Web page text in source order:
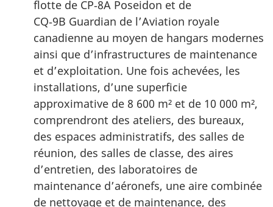
flotte de CP‑8A Poseidon et de
CQ‑9B Guardian de l’Aviation royale
canadienne au moyen de hangars modernes
ainsi que d’infrastructures de maintenance
et d’exploitation. Une fois achevées, les
installations, d’une superficie
approximative de 8 600 m² et de 10 000 m²,
comprendront des ateliers, des bureaux,
des espaces administratifs, des salles de
réunion, des salles de classe, des aires
d’entretien, des laboratoires de
maintenance d’aéronefs, une aire combinée
de nettoyage et de maintenance, des